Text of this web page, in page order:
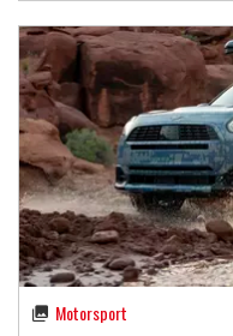
Motorsport